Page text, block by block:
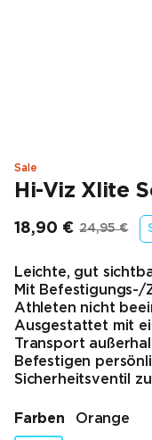
Sale
Hi-Viz Xlite
18,90 €
Endpreis
24,95 €
Leichte, gut
Mit Befestigungs-/
Athleten nicht
Ausgestattet mit
Transport
Befestigen
Sicherheitsventil
Farben Orange